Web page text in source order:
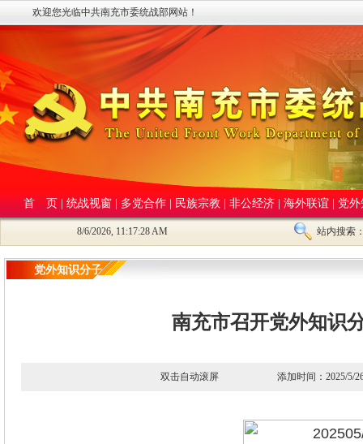
欢迎您光临中共南充市委统战部网站！
首 页 |统战视窗 多党合作 民族宗教 |非公经济 |海外联谊 党
8/6/2026, 11:17:29 AM 站内搜索
党外知识分子
南充市召开党外知识
双击自动滚屏 添加时间：